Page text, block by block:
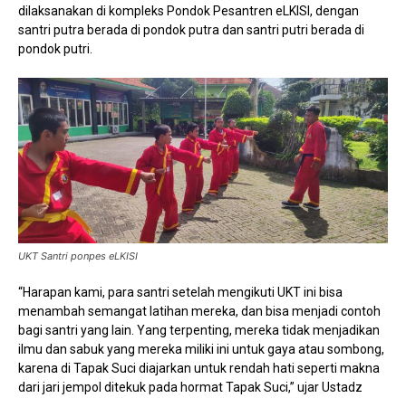
dilaksanakan di kompleks Pondok Pesantren eLKISI, dengan
santri putra berada di pondok putra dan santri putri berada di
pondok putri.
UKT Santri ponpes eLKISI
“Harapan kami, para santri setelah mengikuti UKT ini bisa
menambah semangat latihan mereka, dan bisa menjadi contoh
bagi santri yang lain. Yang terpenting, mereka tidak menjadikan
ilmu dan sabuk yang mereka miliki ini untuk gaya atau sombong,
karena di Tapak Suci diajarkan untuk rendah hati seperti makna
dari jari jempol ditekuk pada hormat Tapak Suci,” ujar Ustadz